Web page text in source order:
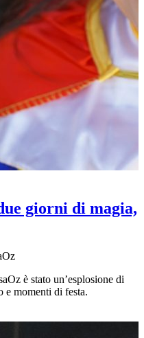
giorni di magia,
è stato un’esplosione di
e momenti di festa.